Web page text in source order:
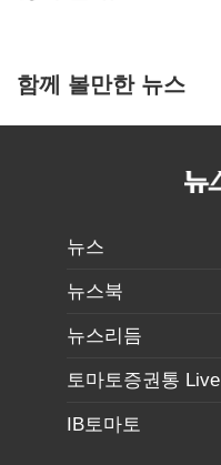
함께 볼만한 뉴스
뉴스
뉴스북
뉴스리듬
토마토증권통 Live
IB토마토